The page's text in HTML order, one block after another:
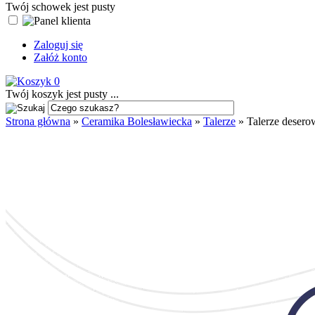
Twój schowek jest pusty
Zaloguj się
Załóż konto
0
Twój koszyk jest pusty ...
Strona główna » Ceramika Bolesławiecka » Talerze » Talerze